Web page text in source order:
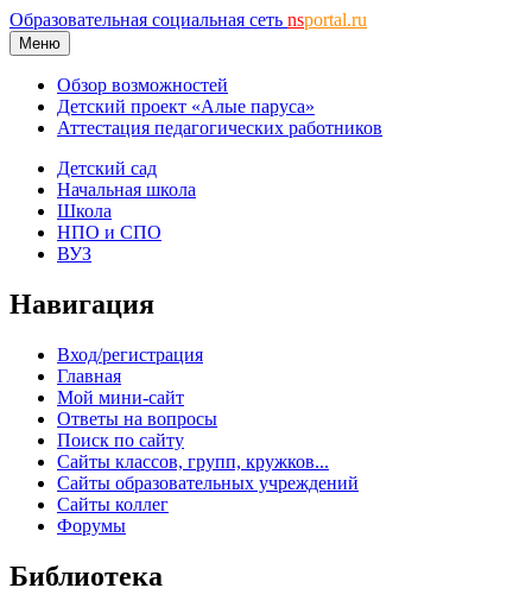
Образовательная социальная сеть nsportal.ru
Меню
Обзор возможностей
Детский проект «Алые паруса»
Аттестация педагогических работников
Детский сад
Начальная школа
Школа
НПО и СПО
ВУЗ
Навигация
Вход/регистрация
Главная
Мой мини-сайт
Ответы на вопросы
Поиск по сайту
Сайты классов, групп, кружков...
Сайты образовательных учреждений
Сайты коллег
Форумы
Библиотека